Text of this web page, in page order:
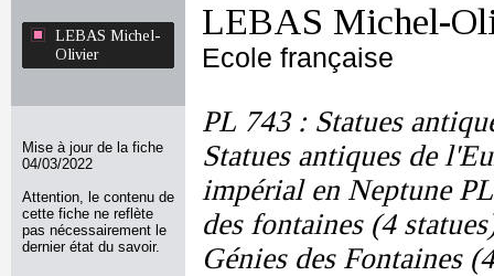
LEBAS Michel-
Olivier
Mise à jour de la fiche
04/03/2022
Attention, le contenu de
cette fiche ne reflète
pas nécessairement le
dernier état du savoir.
LEBAS Michel-
Ecole française
PL 743 : Statues
Statues antiques de
impérial en Neptune
des fontaines (4
Génies des Fontaines